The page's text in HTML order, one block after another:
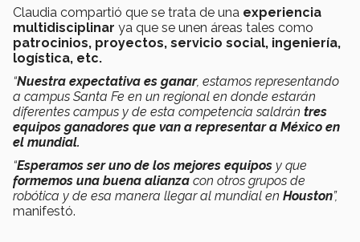
Claudia compartió que se trata de una experiencia
multidisciplinar ya que se unen áreas tales como
patrocinios, proyectos, servicio social, ingeniería,
logística, etc.
“Nuestra expectativa es ganar, estamos representando
a campus Santa Fe en un regional en donde estarán
diferentes campus y de esta competencia saldrán tres
equipos ganadores que van a representar a México en
el mundial.
“Esperamos ser uno de los mejores equipos y que
formemos una buena alianza con otros grupos de
robótica y de esa manera llegar al mundial en Houston”,
manifestó.